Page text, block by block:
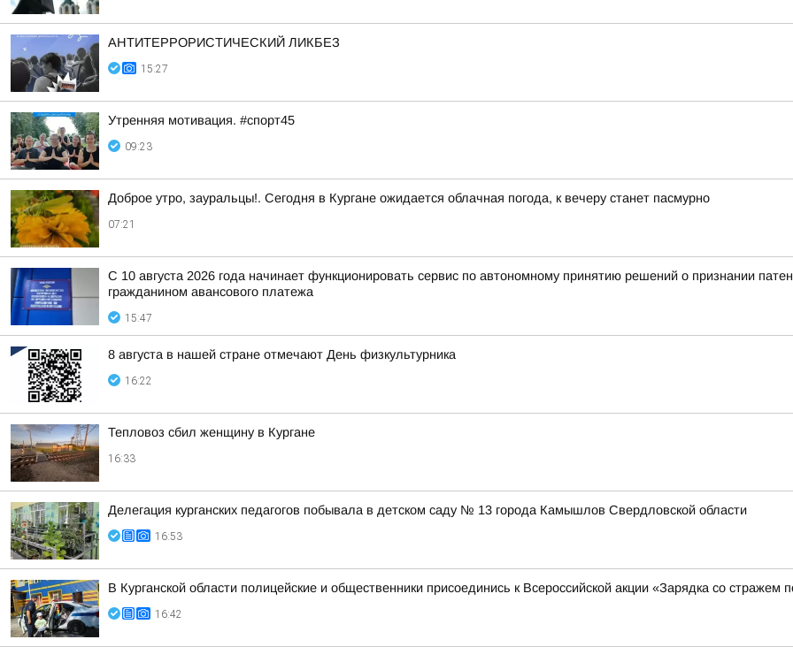
АНТИТЕРРОРИСТИЧЕСКИЙ ЛИКБЕЗ
15:27
Утренняя мотивация. #спорт45
09:23
Доброе утро, зауральцы!. Сегодня в Кургане ожидается облачная погода, к вечеру станет пасмурно
07:21
С 10 августа 2026 года начинает функционировать сервис по автономному принятию решений о признании
гражданином авансового платежа
15:47
8 августа в нашей стране отмечают День физкультурника
16:22
Тепловоз сбил женщину в Кургане
16:33
Делегация курганских педагогов побывала в детском саду № 13 города Камышлов Свердловской области
16:53
В Курганской области полицейские и общественники присоединись к Всероссийской акции «Зарядка со стражем
16:42